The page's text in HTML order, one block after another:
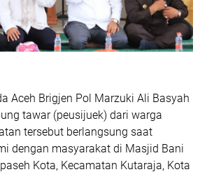
Aceh Brigjen Pol Marzuki Ali Basyah
tawar (peusijuek) dari warga
tersebut berlangsung saat
dengan masyarakat di Masjid Bani
Kota, Kecamatan Kutaraja, Kota